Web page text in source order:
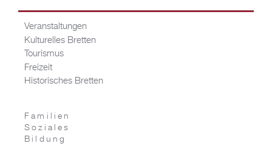
Veranstaltungen
Kulturelles Bretten
Tourismus
Freizeit
Historisches Bretten
Familien
Soziales
Bildung